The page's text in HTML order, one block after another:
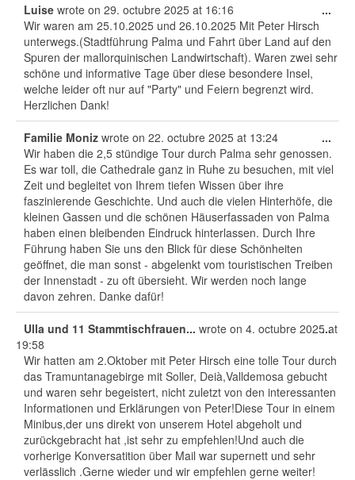
Luise wrote on 29. octubre 2025 at 16:16
Wir waren am 25.10.2025 und 26.10.2025 Mit Peter Hirsch
unterwegs.(Stadtführung Palma und Fahrt über Land auf den
Spuren der mallorquinischen Landwirtschaft). Waren zwei sehr
schöne und informative Tage über diese besondere Insel,
welche leider oft nur auf "Party" und Feiern begrenzt wird.
Herzlichen Dank!
...
Familie Moniz wrote on 22. octubre 2025 at 13:24
Wir haben die 2,5 stündige Tour durch Palma sehr genossen.
Es war toll, die Cathedrale ganz in Ruhe zu besuchen, mit viel
Zeit und begleitet von Ihrem tiefen Wissen über ihre
faszinierende Geschichte. Und auch die vielen Hinterhöfe, die
kleinen Gassen und die schönen Häuserfassaden von Palma
haben einen bleibenden Eindruck hinterlassen. Durch Ihre
Führung haben Sie uns den Blick für diese Schönheiten
geöffnet, die man sonst - abgelenkt vom touristischen Treiben
der Innenstadt - zu oft übersieht. Wir werden noch lange
davon zehren. Danke dafür!
...
Ulla und 11 Stammtischfrauen... wrote on 4. octubre 2025 at
19:58
Wir hatten am 2.Oktober mit Peter Hirsch eine tolle Tour durch
das Tramuntanagebirge mit Soller, Deià,Valldemosa gebucht
und waren sehr begeistert, nicht zuletzt von den interessanten
Informationen und Erklärungen von Peter!Diese Tour in einem
Minibus,der uns direkt von unserem Hotel abgeholt und
zurückgebracht hat ,ist sehr zu empfehlen!Und auch die
vorherige Konversatition über Mail war supernett und sehr
verlässlich .Gerne wieder und wir empfehlen gerne weiter!
...